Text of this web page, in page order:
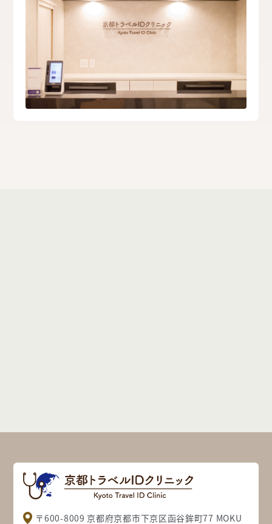
〒600-8009 京都府京都市下京区函谷鉾町77 MOKU